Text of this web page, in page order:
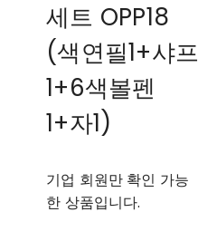
세트 OPP18
(색연필1+샤프
1+6색볼펜
1+자1)
기업 회원만 확인 가능
한 상품입니다.